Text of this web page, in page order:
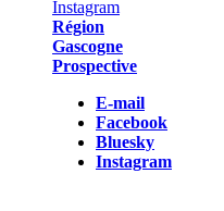
Région
Gascogne
Prospective
E-mail
Facebook
Bluesky
Instagram